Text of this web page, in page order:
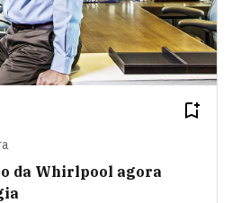
da Whirlpool agora